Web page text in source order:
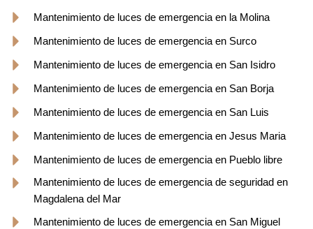
Mantenimiento de luces de emergencia en la Molina
Mantenimiento de luces de emergencia en Surco
Mantenimiento de luces de emergencia en San Isidro
Mantenimiento de luces de emergencia en San Borja
Mantenimiento de luces de emergencia en San Luis
Mantenimiento de luces de emergencia en Jesus Maria
Mantenimiento de luces de emergencia en Pueblo libre
Mantenimiento de luces de emergencia de seguridad en
Magdalena del Mar
Mantenimiento de luces de emergencia en San Miguel